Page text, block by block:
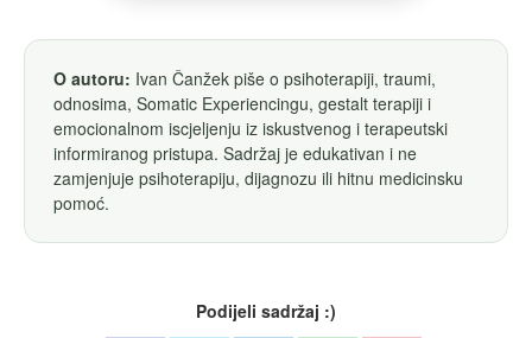
O autoru: Ivan Čanžek piše o psihoterapiji, traumi,
odnosima, Somatic Experiencingu, gestalt terapiji i
emocionalnom iscjeljenju iz iskustvenog i terapeutski
informiranog pristupa. Sadržaj je edukativan i ne
zamjenjuje psihoterapiju, dijagnozu ili hitnu medicinsku
pomoć.
Podijeli sadržaj :)